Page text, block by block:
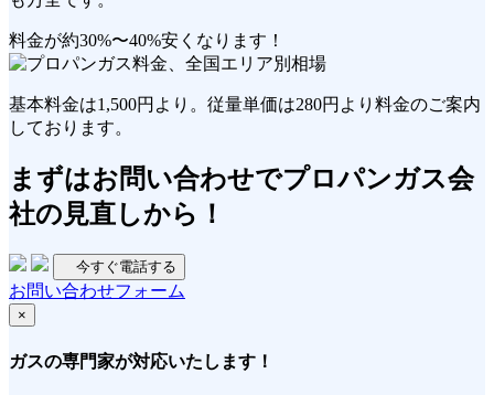
料金が約30%〜40%安くなります！
基本料金は1,500円 より。従量単価は280円 より料金のご案内
しております。
まずはお問い合わせでプロパンガス会
社の見直しから！
今すぐ電話する
お問い合わせフォーム
×
ガスの専門家が対応いたします！